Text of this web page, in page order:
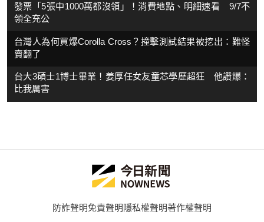
發票「5張中1000萬都沒領」！消費地點、明細速看 9/7不
領全充公
台灣人為何買爆Corolla Cross？撞擊測試結果被挖出：難怪
賣翻了
台大3碩士1博士畢業！姜厚任女友童芯學歷超狂 他讚爆：
比我厲害
防詐聲明免責聲明隱私權聲明著作權聲明